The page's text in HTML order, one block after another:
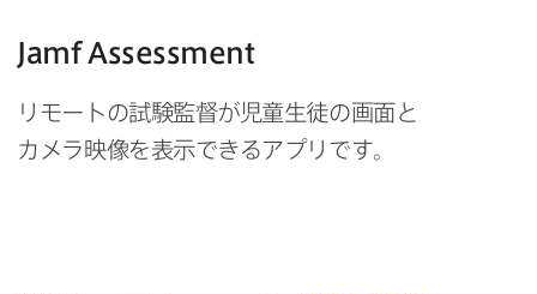
Jamf Assessment
リモートの​試験監督が​児童生徒の​画面と​
カメラ映像を​表示できる​アプリです。